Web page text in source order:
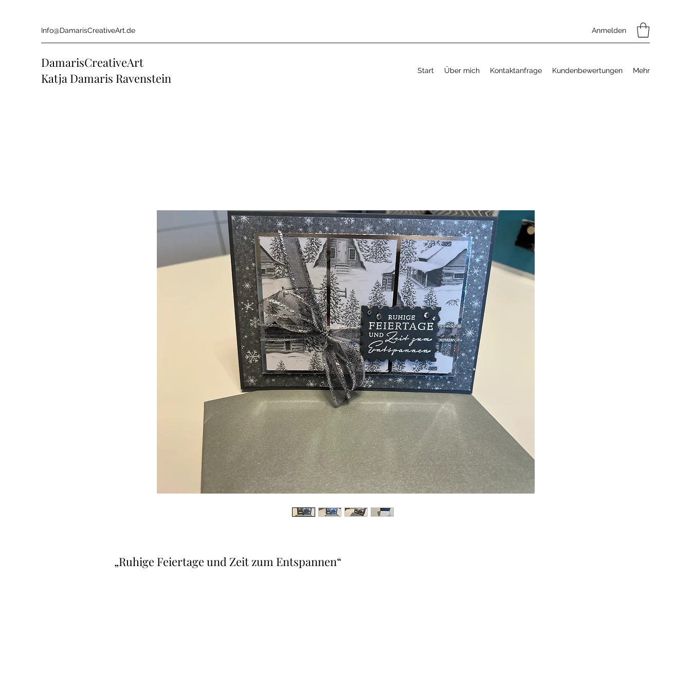
Info@DamarisCreativeArt.de Anmelden
DamarisCreativeArt
Katja Damaris Ravenstein
Start Über mich Kontaktanfrage Kundenbewertungen Mehr
„Ruhige Feiertage und Zeit zum Entspannen“